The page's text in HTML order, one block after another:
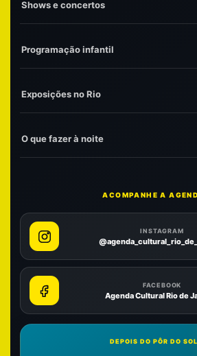
Shows e concertos
Programação infantil
Exposições no Rio
O que fazer à noite
ACOMPANHE A
INSTAGRAM
FACEBOOK
Agenda Cultural Rio de
DEPOIS DO PÔR DO SOL